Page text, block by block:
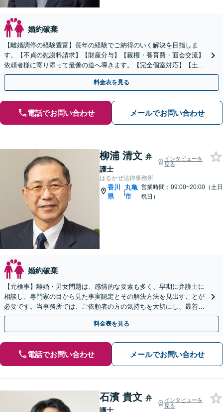
婚約破棄
【離婚調停の経験豊富】長年の経験でご納得のいく解決を目指しま
す。【不貞の慰謝料請求】【財産分与】【親権・養育費・面会交流】
依頼者様に寄り添って最善の道へ導きます。【完全個室対応】【土日
祝・夜間相談可】
料金表を見る
電話でお問い合わせ メールでお問い合わせ
柳浦 清文 弁
護士
インタビューを
見る
はるかぜ法律事務所
香川
県
|
丸亀
市
営業時間：09:00~20:00（土日
祝日）
婚約破棄
【元検事】離婚・男女問題は、感情的な要素も多く、早期に弁護士に
相談し、専門家の目から見た事実認定とその解決方法を見出すことが
必要です。当事務所では、ご依頼者の方の気持ちを大切にし、最善の
選択肢をご提案して、迅速・的確な問題解決を目指します。
料金表を見る
電話でお問い合わせ メールでお問い合わせ
石濱 貴文 弁
インタビューを
見る